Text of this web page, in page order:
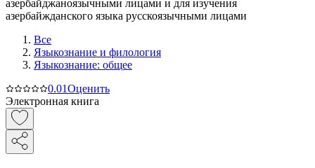
Все
Языкознание и филология
Языкознание: общее
0.01Оценить
Электронная книга